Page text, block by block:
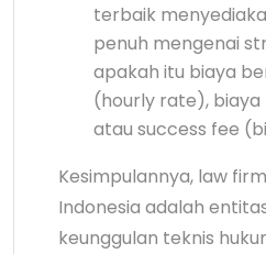
terbaik
penuh mengenai
apakah itu biaya
(hourly rate),
atau success fee
Kesimpulannya, law
Indonesia adalah
keunggulan teknis